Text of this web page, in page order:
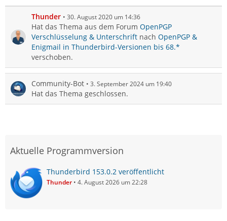
Thunder 30. August 2020 um 14:36
Hat das Thema aus dem Forum OpenPGP
Verschlüsselung & Unterschrift nach OpenPGP &
Enigmail in Thunderbird-Versionen bis 68.*
verschoben.
Community-Bot 3. September 2024 um 19:40
Hat das Thema geschlossen.
Aktuelle Programmversion
Thunderbird 153.0.2 veröffentlicht
Thunder 4. August 2026 um 22:28